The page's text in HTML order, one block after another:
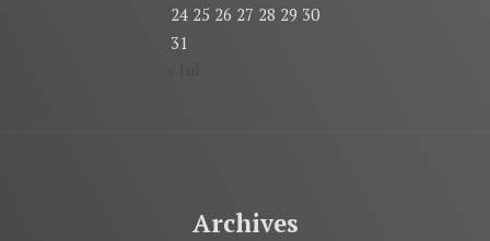
24 25 26 27 28 29 30
31
Archives